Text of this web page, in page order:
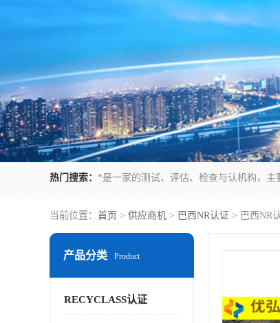
热门搜索：
当前位置： 首页 > 供应商机 > 巴西NR认证 > 巴西NR
产品分类 Product
RECYCLASS认证